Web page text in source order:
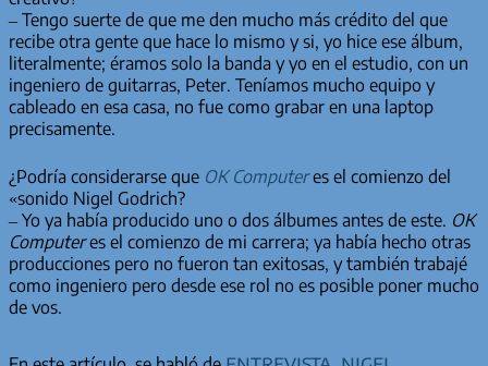
– Tengo suerte de que me den mucho más crédito del que
recibe otra gente que hace lo mismo y si, yo hice ese álbum,
literalmente; éramos solo la banda y yo en el estudio, con un
ingeniero de guitarras, Peter. Teníamos mucho equipo y
cableado en esa casa, no fue como grabar en una laptop
precisamente.
¿Podría considerarse que OK Computeres el comienzo del
«sonido Nigel Godrich?
– Yo ya había producido uno o dos álbumes antes de este. OK
Computeres el comienzo de mi carrera; ya había hecho otras
producciones pero no fueron tan exitosas, y también trabajé
como ingeniero pero desde ese rol no es posible poner mucho
de vos.